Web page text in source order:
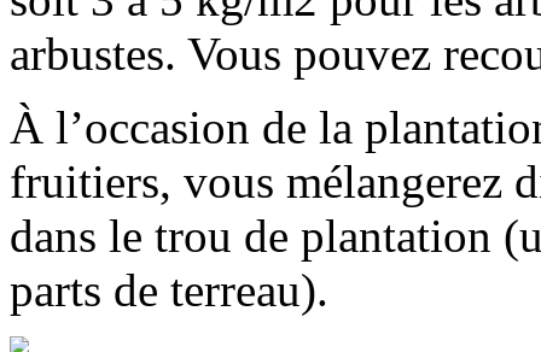
arbustes. Vous pouvez
À l’occasion de la
fruitiers, vous mélangerez
dans le trou de plantation
parts de terreau).